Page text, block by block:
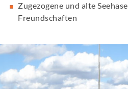
Zugezogene und alte
Freundschaften